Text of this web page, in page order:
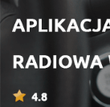
173
Cuando
con
172 - La
21 cze 2026